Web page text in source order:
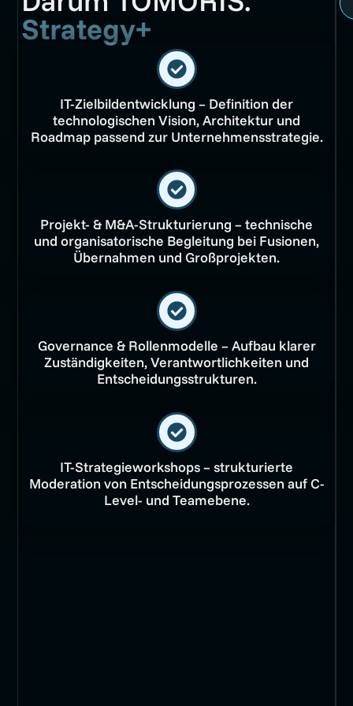
Strategy+
IT-Zielbildentwicklung – Definition der
technologischen Vision, Architektur und
Roadmap passend zur Unternehmensstrategie.
Projekt- & M&A-Strukturierung – technische
und organisatorische Begleitung bei Fusionen,
Übernahmen und Großprojekten.
Governance & Rollenmodelle – Aufbau klarer
Zuständigkeiten, Verantwortlichkeiten und
Entscheidungsstrukturen.
IT-Strategieworkshops – strukturierte
Moderation von Entscheidungsprozessen auf C-
Level- und Teamebene.